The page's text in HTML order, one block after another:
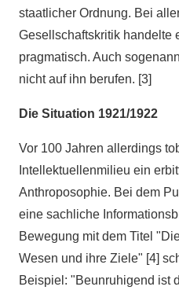
staatlicher Ordnung. Bei
Gesellschaftskritik handelte
pragmatisch. Auch
nicht auf ihn berufen. [3]
Die Situation 1921/1922
Vor 100 Jahren allerdings
Intellektuellenmilieu ein
Anthroposophie. Bei dem
eine sachliche
Bewegung mit dem Titel
Wesen und ihre Ziele" [4]
Beispiel: "Beunruhigend ist